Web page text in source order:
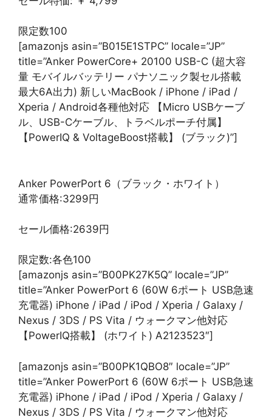
限定数100
[amazonjs asin=”B015E1STPC” locale=”JP”
title=”Anker PowerCore+ 20100 USB-C (超大容
量 モバイルバッテリー パナソニック製セル搭載
最大6A出力) 新しいMacBook / iPhone / iPad /
Xperia / Android各種他対応 【Micro USBケーブ
ル、USB-Cケーブル、トラベルポーチ付属】
【PowerIQ & VoltageBoost搭載】 (ブラック)”]
Anker PowerPort 6（ブラック・ホワイト）
通常価格:3299円
セール価格:2639円
限定数:各色100
[amazonjs asin=”B00PK27K5Q” locale=”JP”
title=”Anker PowerPort 6 (60W 6ポート USB急速
充電器) iPhone / iPad / iPod / Xperia / Galaxy /
Nexus / 3DS / PS Vita / ウォークマン他対応
【PowerIQ搭載】 (ホワイト) A2123523″]
[amazonjs asin=”B00PK1QBO8″ locale=”JP”
title=”Anker PowerPort 6 (60W 6ポート USB急速
充電器) iPhone / iPad / iPod / Xperia / Galaxy /
Nexus / 3DS / PS Vita / ウォークマン他対応